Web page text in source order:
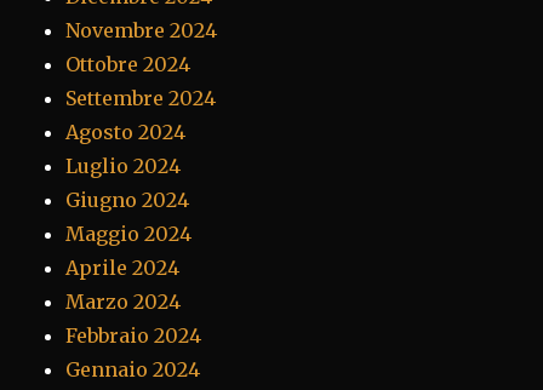
Novembre 2024
Ottobre 2024
Settembre 2024
Agosto 2024
Luglio 2024
Giugno 2024
Maggio 2024
Aprile 2024
Marzo 2024
Febbraio 2024
Gennaio 2024